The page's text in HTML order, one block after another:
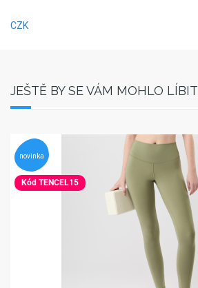
CZK
JEŠTĚ BY SE VÁM MOHLO LÍBIT
novinka
Kód TENCEL15